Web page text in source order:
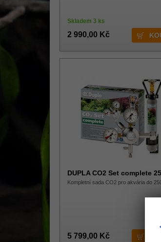
Skladem 3 ks
2 990,00 Kč
DUPLA CO2 Set complete
Kompletní sada CO2 pro akvária do
5 799,00 Kč